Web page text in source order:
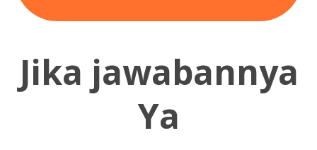
Jika jawabannya
Ya